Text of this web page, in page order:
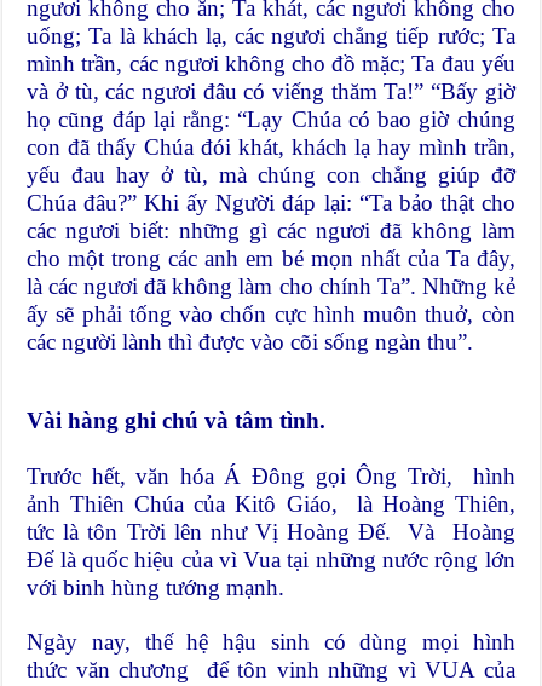
ngươi không cho ăn; Ta khát, các ngươi không cho
uống; Ta là khách lạ, các ngươi chẳng tiếp rước; Ta
mình trần, các ngươi không cho đồ mặc; Ta đau yếu
và ở tù, các ngươi đâu có viếng thăm Ta!” “Bấy giờ
họ cũng đáp lại rằng: “Lạy Chúa có bao giờ chúng
con đã thấy Chúa đói khát, khách lạ hay mình trần,
yếu đau hay ở tù, mà chúng con chẳng giúp đỡ
Chúa đâu?” Khi ấy Người đáp lại: “Ta bảo thật cho
các ngươi biết: những gì các ngươi đã không làm
cho một trong các anh em bé mọn nhất của Ta đây,
là các ngươi đã không làm cho chính Ta”. Những kẻ
ấy sẽ phải tống vào chốn cực hình muôn thuở, còn
các người lành thì được vào cõi sống ngàn thu”.
Vài hàng ghi chú và tâm tình.
Trước hết, văn hóa Á Đông gọi Ông Trời, hình
ảnh Thiên Chúa của Kitô Giáo, là Hoàng Thiên,
tức là tôn Trời lên như Vị Hoàng Đế. Và Hoàng
Đế là quốc hiệu của vì Vua tại những nước rộng lớn
với binh hùng tướng mạnh.
Ngày nay, thế hệ hậu sinh có dùng mọi hình
thức văn chương để tôn vinh những vì VUA của